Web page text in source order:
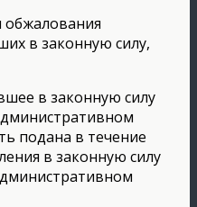
обжалования
в законную силу,
в законную силу
подана в течение
в законную силу